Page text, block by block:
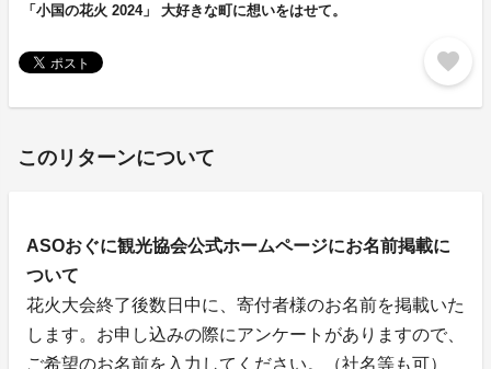
「小国の花火 2024」 大好きな町に想いをはせて。
favorite
このリターンについて
ASOおぐに観光協会公式ホームページにお名前掲載に
ついて
花火大会終了後数日中に、寄付者様のお名前を掲載いた
します。お申し込みの際にアンケートがありますので、
ご希望のお名前を入力してください。（社名等も可）